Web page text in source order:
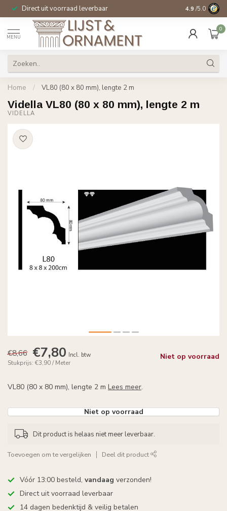
Direct uit voorraad leverbaar 14 dagen
4.9 /5.0
MENU
0
Home / VL80 (80 x 80 mm), lengte 2 m
Vidella VL80 (80 x 80 mm), lengte 2 m
VIDELLA
€8,66 €7,80 Incl. btw
Stukprijs: €3,90 / Meter
Niet op voorraad
VL80 (80 x 80 mm), lengte 2 m Lees meer.
Niet op voorraad
Dit product is helaas niet meer leverbaar.
Toevoegen om te vergelijken Deel dit product
Vóór 13:00 besteld, vandaag verzonden!
Direct uit voorraad leverbaar
14 dagen bedenktijd & veilig betalen